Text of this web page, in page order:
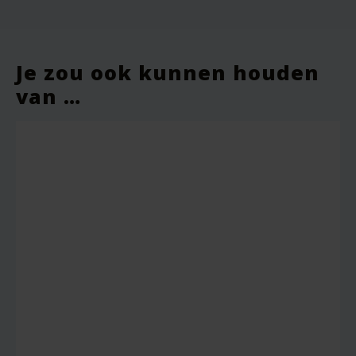
Je beoordeling
Je zou ook kunnen houden
van …